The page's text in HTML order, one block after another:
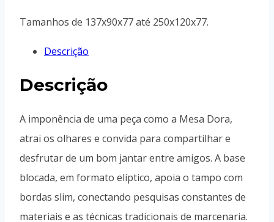
Tamanhos de 137x90x77 até 250x120x77.
Descrição
Descrição
A imponência de uma peça como a Mesa Dora,
atrai os olhares e convida para compartilhar e
desfrutar de um bom jantar entre amigos. A base
blocada, em formato elíptico, apoia o tampo com
bordas slim, conectando pesquisas constantes de
materiais e as técnicas tradicionais de marcenaria.